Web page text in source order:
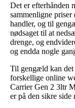
Det er efterhånden
sammenligne
handler, og til
nødsaget til at
drenge, og
og endda nogle
Til gengæld kan det
forskellige online
Carrier Gen 2 3ltr
er på den sikre